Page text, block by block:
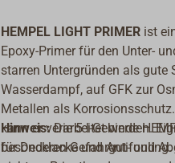
HEMPEL LIGHT PRIMER ist
Epoxy-Primer für den Unter-
starren Untergründen als gute
Wasserdampf, auf GFK zur
Metallen als
kann er verarbeitet werden.
für Decklacke und Antifouling.
Hinweis:Die 5-l-Gebinde
besonderen Gefahrgut- und